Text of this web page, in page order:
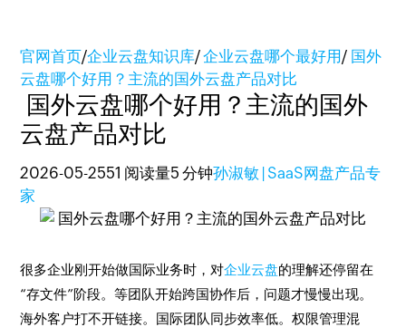
官网首页/企业云盘知识库/企业云盘哪个最好用/ 国外
云盘哪个好用？主流的国外云盘产品对比
国外云盘哪个好用？主流的国外
云盘产品对比
2026-05-2551 阅读量5 分钟孙淑敏 | SaaS网盘产品专
家
很多企业刚开始做国际业务时，对企业云盘的理解还停留在
“存文件”阶段。等团队开始跨国协作后，问题才慢慢出现。
海外客户打不开链接。国际团队同步效率低。权限管理混